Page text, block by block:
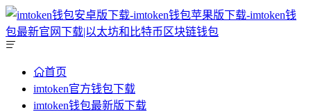
首页
imtoken官方钱包下载
imtoken钱包最新版下载